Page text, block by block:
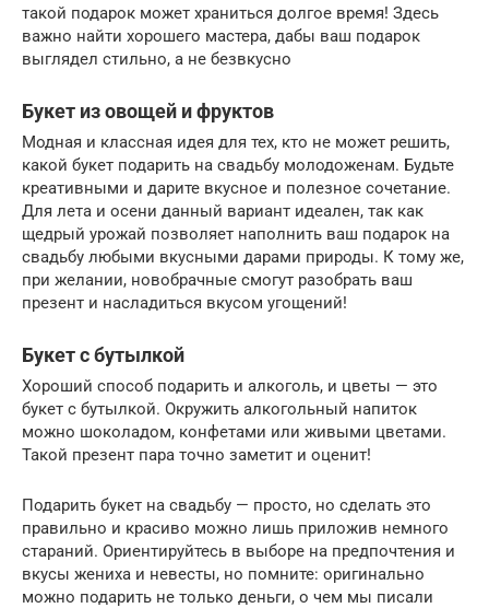
такой подарок может храниться долгое время! Здесь
важно найти хорошего мастера, дабы ваш подарок
выглядел стильно, а не безвкусно
Букет из овощей и фруктов
Модная и классная идея для тех, кто не может решить,
какой букет подарить на свадьбу молодоженам. Будьте
креативными и дарите вкусное и полезное сочетание.
Для лета и осени данный вариант идеален, так как
щедрый урожай позволяет наполнить ваш подарок на
свадьбу любыми вкусными дарами природы. К тому же,
при желании, новобрачные смогут разобрать ваш
презент и насладиться вкусом угощений!
Букет с бутылкой
Хороший способ подарить и алкоголь, и цветы — это
букет с бутылкой. Окружить алкогольный напиток
можно шоколадом, конфетами или живыми цветами.
Такой презент пара точно заметит и оценит!
Подарить букет на свадьбу — просто, но сделать это
правильно и красиво можно лишь приложив немного
стараний. Ориентируйтесь в выборе на предпочтения и
вкусы жениха и невесты, но помните: оригинально
можно подарить не только деньги, о чем мы писали